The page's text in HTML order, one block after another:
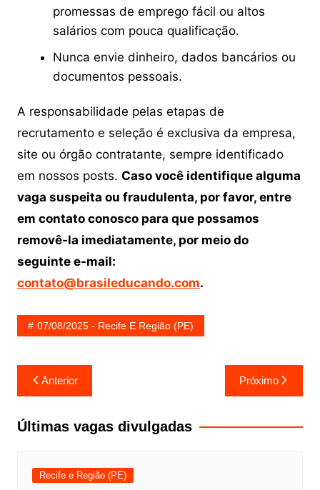
promessas de emprego fácil ou altos
salários com pouca qualificação.
Nunca envie dinheiro, dados bancários ou
documentos pessoais.
A responsabilidade pelas etapas de
recrutamento e seleção é exclusiva da empresa,
site ou órgão contratante, sempre identificado
em nossos posts. Caso você identifique alguma
vaga suspeita ou fraudulenta, por favor, entre
em contato conosco para que possamos
removê-la imediatamente, por meio do
seguinte e-mail:
contato@brasileducando.com.
07/08/2025 - Recife E Região (PE)
Navegação
de
Post
Anterior Próximo
Últimas vagas divulgadas
Recife e Região (PE)